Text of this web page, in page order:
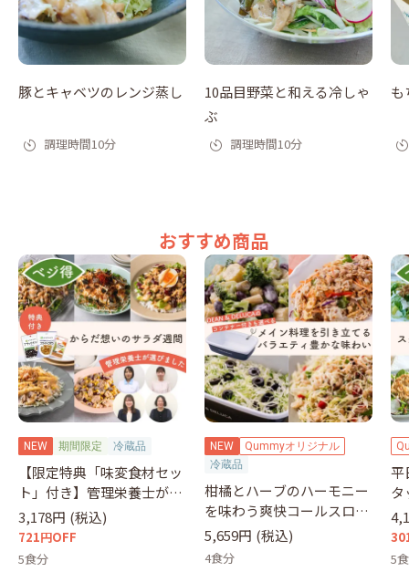
豚とキャベツのレンジ蒸し
調理時間10分
10品目野菜と和える冷しゃ
ぶ
調理時間10分
も
おすすめ商品
NEW 期間限定 冷蔵品
【限定特典「味変食材セッ
ト」付き】管理栄養士が選
ぶサラダ
3,178円 (税込)
721円OFF
5食分
NEW
Qummyオリジナル
冷蔵品
柑橘とハーブのハーモニー
を味わう爽快コールスロー
&ブロッコリースロー
5,659円 (税込)
4食分
平
タ
セ
5